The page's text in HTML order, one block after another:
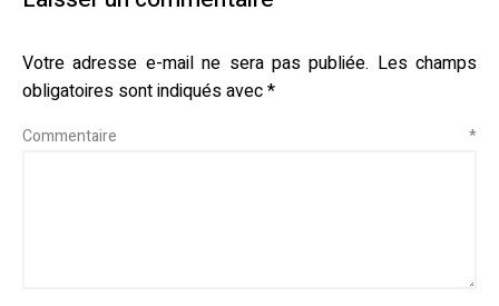
Votre adresse e-mail ne sera pas publiée. Les champs
obligatoires sont indiqués avec*
Commentaire *